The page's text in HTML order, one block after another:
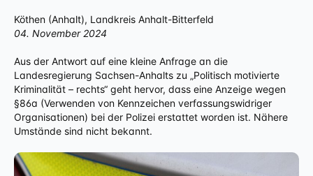
Köthen (Anhalt), Landkreis Anhalt-Bitterfeld
04. November 2024
Aus der Antwort auf eine kleine Anfrage an die
Landesregierung Sachsen-Anhalts zu „Politisch motivierte
Kriminalität – rechts“ geht hervor, dass eine Anzeige wegen
§86a (Verwenden von Kennzeichen verfassungswidriger
Organisationen) bei der Polizei erstattet worden ist. Nähere
Umstände sind nicht bekannt.